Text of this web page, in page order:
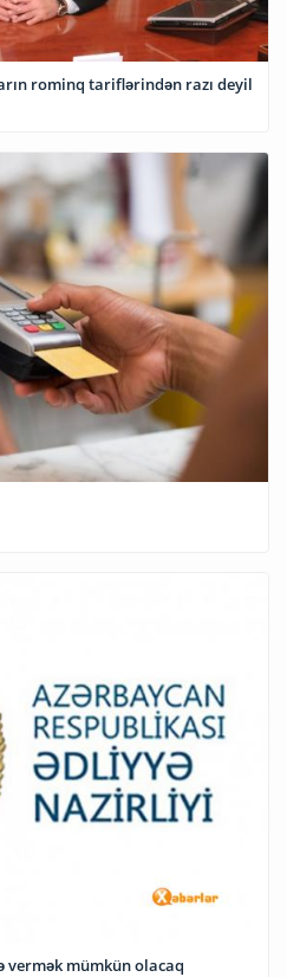
rominq tariflərindən razı deyil
vermək mümkün olacaq